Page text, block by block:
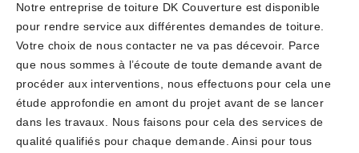
Notre entreprise de toiture DK Couverture est disponible
pour rendre service aux différentes demandes de toiture.
Votre choix de nous contacter ne va pas décevoir. Parce
que nous sommes à l’écoute de toute demande avant de
procéder aux interventions, nous effectuons pour cela une
étude approfondie en amont du projet avant de se lancer
dans les travaux. Nous faisons pour cela des services de
qualité qualifiés pour chaque demande. Ainsi pour tous